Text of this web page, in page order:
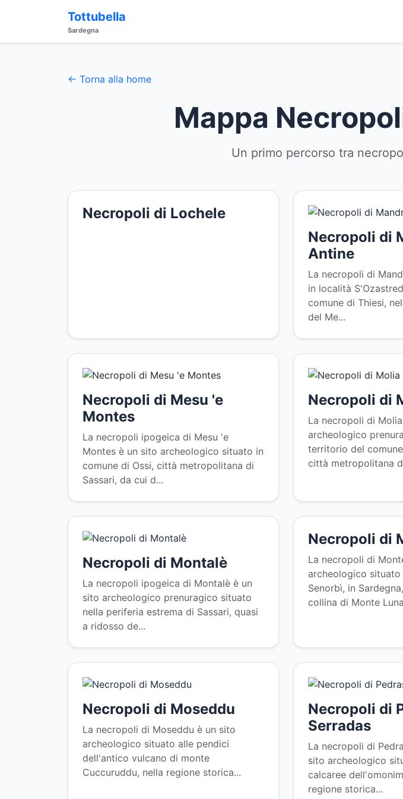
Tottubella
Sardegna
← Torna alla home
Mappa
Un primo percorso tra
Necropoli di Lochele
Necropoli di
Antine
La necropoli di
in località
comune di Thiesi,
del Me...
Necropoli di Mesu 'e
Montes
La necropoli ipogeica di Mesu 'e
Montes è un sito archeologico situato in
comune di Ossi, città metropolitana di
Sassari, da cui d...
Necropoli di
La necropoli di
archeologico
territorio del
città metropolitana
Necropoli di Montalè
La necropoli ipogeica di Montalè è un
sito archeologico prenuragico situato
nella periferia estrema di Sassari, quasi
a ridosso de...
Necropoli di
La necropoli di
archeologico situato
Senorbì, in
collina di Monte
Necropoli di Moseddu
La necropoli di Moseddu è un sito
archeologico situato alle pendici
dell'antico vulcano di monte
Cuccuruddu, nella regione storica...
Necropoli di
Serradas
La necropoli di
sito archeologico
calcaree
regione storica...